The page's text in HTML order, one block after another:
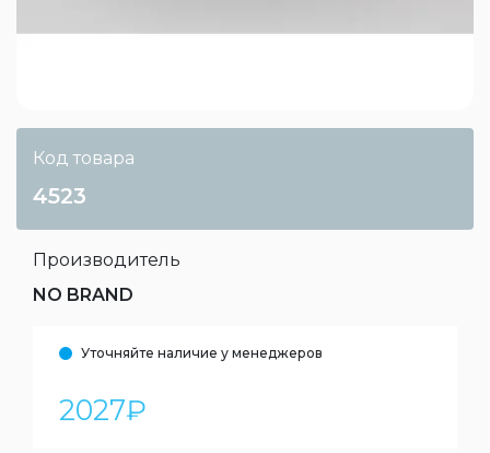
Код товара
4523
Производитель
NO BRAND
Уточняйте наличие у менеджеров
2027₽